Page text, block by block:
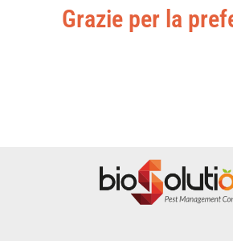
Grazie per la